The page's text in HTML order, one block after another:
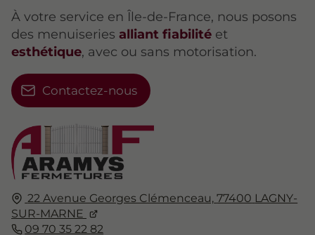
22 Avenue Georges Clémenceau, 77400 LAGNY-
SUR-MARNE
09 70 35 22 82
À votre service en Île-de-France, nous posons
des menuiseries alliant fiabilité et
esthétique, avec ou sans motorisation.
Contactez-nous